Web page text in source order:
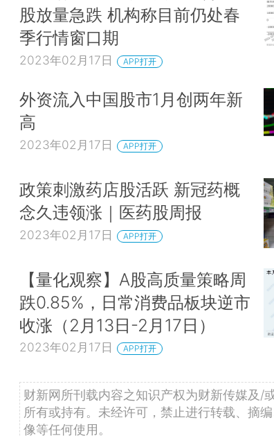
股放量急跌 机构称目前仍处春
季行情窗口期
2023年02月17日 APP打开
外资流入中国股市1月创两年新
高
2023年02月17日 APP打开
政策刺激药店股活跃 新冠药概
念久违领涨｜医药股周报
2023年02月17日 APP打开
【量化观察】A股高质量策略周
跌0.85%，日常消费品板块逆市
收涨（2月13日-2月17日）
2023年02月17日 APP打开
财新网所刊载内容之知识产权为财新传媒及/
所有或持有。未经许可，禁止进行转载、摘
像等任何使用。